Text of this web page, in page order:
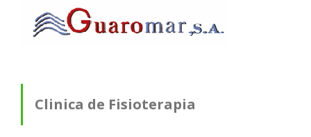
Clinica de Fisioterapia